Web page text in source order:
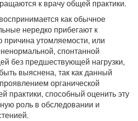
к врачу общей практики.
как обычное
нередко прибегают к
утомляемости, или
спонтанной
без предшествующей нагрузки,
выяснена, так как данный
органической
практики, способный оценить эту
роль в обследовании и